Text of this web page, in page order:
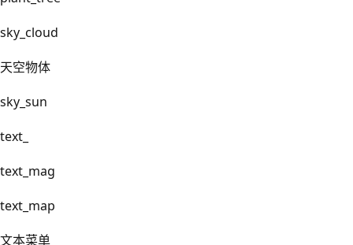
sky_cloud
天空物体
sky_sun
text_
text_mag
text_map
文本菜单